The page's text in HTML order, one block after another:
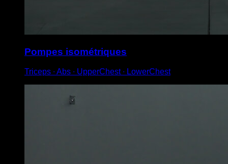
Pompes isométriques
Triceps ∙ Abs ∙ UpperChest ∙ LowerChest